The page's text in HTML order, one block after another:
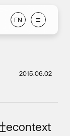
EN
EN
econtext
2015.06.02